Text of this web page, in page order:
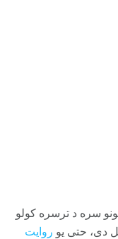
سره د ترسره کولو
دی، حتی یو روایت